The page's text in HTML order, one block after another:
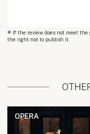
* If the review does not meet
the right not to publish it.
OPERA